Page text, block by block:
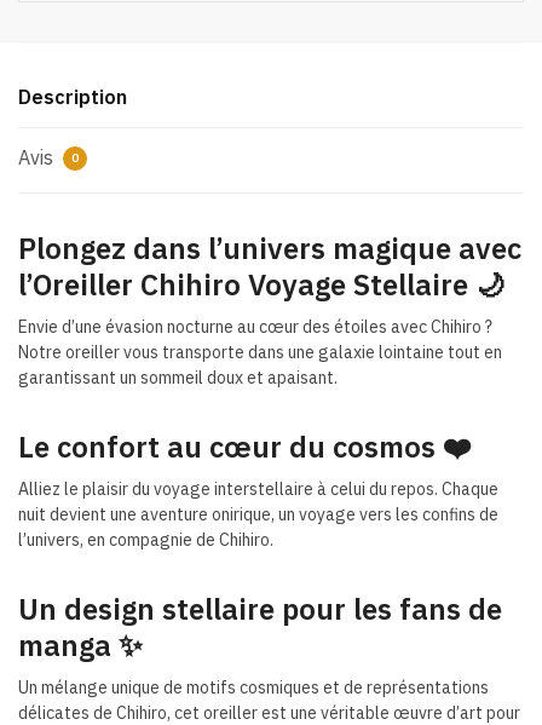
Description
Avis 0
Plongez dans l’univers magique avec
l’Oreiller Chihiro Voyage Stellaire 🌙
Envie d’une évasion nocturne au cœur des étoiles avec Chihiro ?
Notre oreiller vous transporte dans une galaxie lointaine tout en
garantissant un sommeil doux et apaisant.
Le confort au cœur du cosmos ❤️
Alliez le plaisir du voyage interstellaire à celui du repos. Chaque
nuit devient une aventure onirique, un voyage vers les confins de
l’univers, en compagnie de Chihiro.
Un design stellaire pour les fans de
manga ✨
Un mélange unique de motifs cosmiques et de représentations
délicates de Chihiro, cet oreiller est une véritable œuvre d’art pour